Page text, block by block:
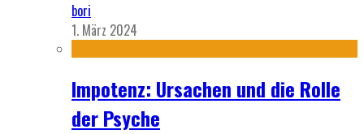
bori
1. März 2024
Impotenz: Ursachen und die Rolle
der Psyche